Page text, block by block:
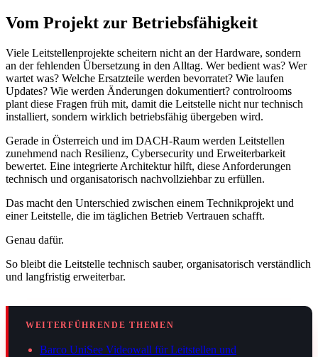
Vom Projekt zur Betriebsfähigkeit
Viele Leitstellenprojekte scheitern nicht an der Hardware, sondern
an der fehlenden Übersetzung in den Alltag. Wer bedient was? Wer
wartet was? Welche Ersatzteile werden bevorratet? Wie laufen
Updates? Wie werden Änderungen dokumentiert? controlrooms
plant diese Fragen früh mit, damit die Leitstelle nicht nur technisch
installiert, sondern wirklich betriebsfähig übergeben wird.
Gerade in Österreich und im DACH-Raum werden Leitstellen
zunehmend nach Resilienz, Cybersecurity und Erweiterbarkeit
bewertet. Eine integrierte Architektur hilft, diese Anforderungen
technisch und organisatorisch nachvollziehbar zu erfüllen.
Das macht den Unterschied zwischen einem Technikprojekt und
einer Leitstelle, die im täglichen Betrieb Vertrauen schafft.
Genau dafür.
So bleibt die Leitstelle technisch sauber, organisatorisch verständlich
und langfristig erweiterbar.
WEITERFÜHRENDE THEMEN
Barco UniSee Videowall für Leitstellen und